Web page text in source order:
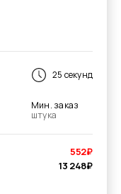
25 секунд
Мин. заказ
штука
552₽
13 248₽